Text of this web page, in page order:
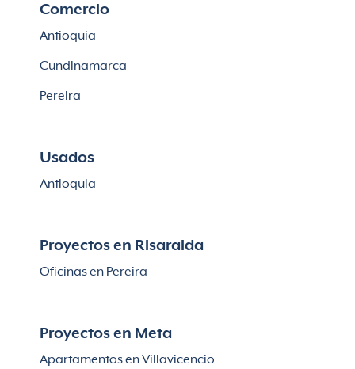
Comercio
Antioquia
Cundinamarca
Pereira
Usados
Antioquia
Proyectos en Risaralda
Oficinas en Pereira
Proyectos en Meta
Apartamentos en Villavicencio